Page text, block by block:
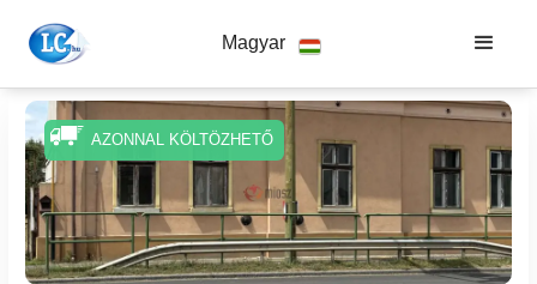
Magyar
AZONNAL KÖLTÖZHETŐ